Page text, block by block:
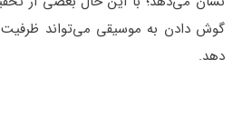
گوش دادن به موسیقی می‌تواند
دهد.